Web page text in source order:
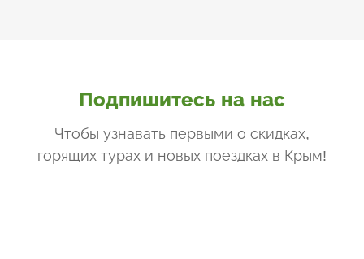
Подпишитесь на нас
Чтобы узнавать первыми о скидках,
горящих турах и новых поездках в Крым!